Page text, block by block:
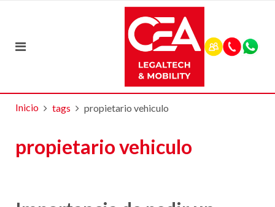
Inicio tags propietario vehiculo
propietario vehiculo